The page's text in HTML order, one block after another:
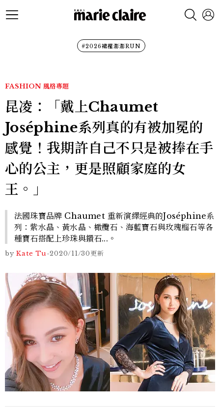
#2026裙襬澎澎RUN
FASHION 風格專題
昆凌：「戴上Chaumet
Joséphine系列真的有被加冕的
感覺！我期許自己不只是被捧在手
心的公主，更是照顧家庭的女
王。」
法國珠寶品牌 Chaumet 重新演繹經典的Joséphine系
列：紫水晶、黃水晶、橄欖石、海藍寶石與玫瑰榴石等各
種寶石搭配上珍珠與鑽石...。
by Kate Tu-2020/11/30更新